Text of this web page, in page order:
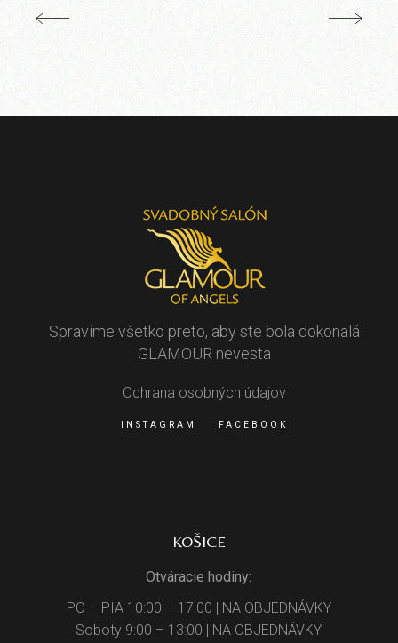
Spravíme všetko preto, aby ste bola dokonalá
GLAMOUR nevesta
Ochrana osobných údajov
INSTAGRAM FACEBOOK
KOŠICE
Otváracie hodiny:
PO – PIA 10:00 – 17:00 | NA OBJEDNÁVKY
Soboty 9:00 – 13:00 | NA OBJEDNÁVKY